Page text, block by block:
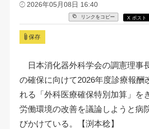
2026年05月08日 16:40
リンクをコピー X ポスト
保存
日本消化器外科学会の調憲理事
の確保に向けて2026年度診療報酬
れる「外科医療確保特別加算」を
労働環境の改善を議論しようと病
びかけている。【渕本稔】